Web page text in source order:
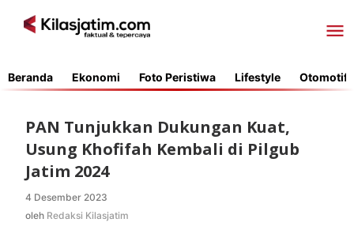
Beranda Ekonomi Foto Peristiwa Lifestyle Otomotif
PAN Tunjukkan Dukungan Kuat,
Usung Khofifah Kembali di Pilgub
Jatim 2024
4 Desember 2023
Redaksi
oleh Redaksi Kilasjatim